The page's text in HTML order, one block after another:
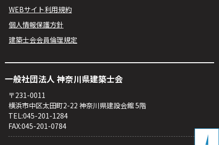
WEBサイト利⽤規約
個人情報保護方針
建築⼠会会員倫理規定
⼀般社団法⼈ 神奈川県建築⼠会
〒231-0011
横浜市中区太⽥町2-22 神奈川県建設会館 5階
TEL:045-201-1284
FAX:045-201-0784